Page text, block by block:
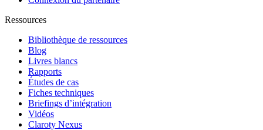
Ressources
Bibliothèque de ressources
Blog
Livres blancs
Rapports
Études de cas
Fiches techniques
Briefings d’intégration
Vidéos
Claroty Nexus